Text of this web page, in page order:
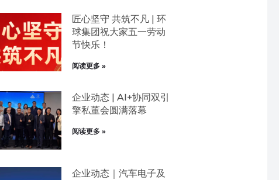
匠心坚守 共筑不凡 | 环
球集团祝大家五一劳动
节快乐！
阅读更多 »
企业动态 | AI+协同双引
擎私董会圆满落幕
阅读更多 »
企业动态｜汽车电子及